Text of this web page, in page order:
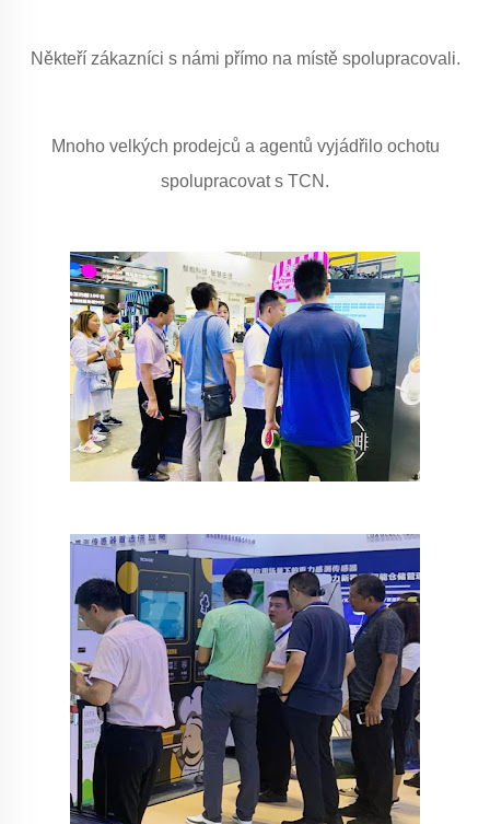
Někteří zákazníci s námi přímo na místě spolupracovali.
Mnoho velkých prodejců a agentů vyjádřilo ochotu
spolupracovat s TCN.